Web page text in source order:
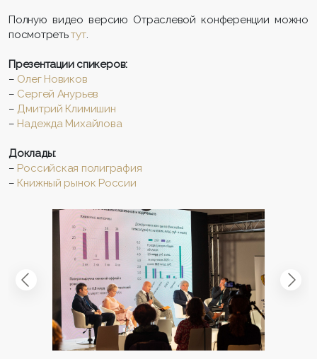
Полную видео версию Отраслевой конференции можно
посмотретьтут.
Презентации спикеров:
– Олег Новиков
– Сергей Анурьев
– Дмитрий Климишин
– Надежда Михайлова
Доклады:
– Российская полиграфия
– Книжный рынок России